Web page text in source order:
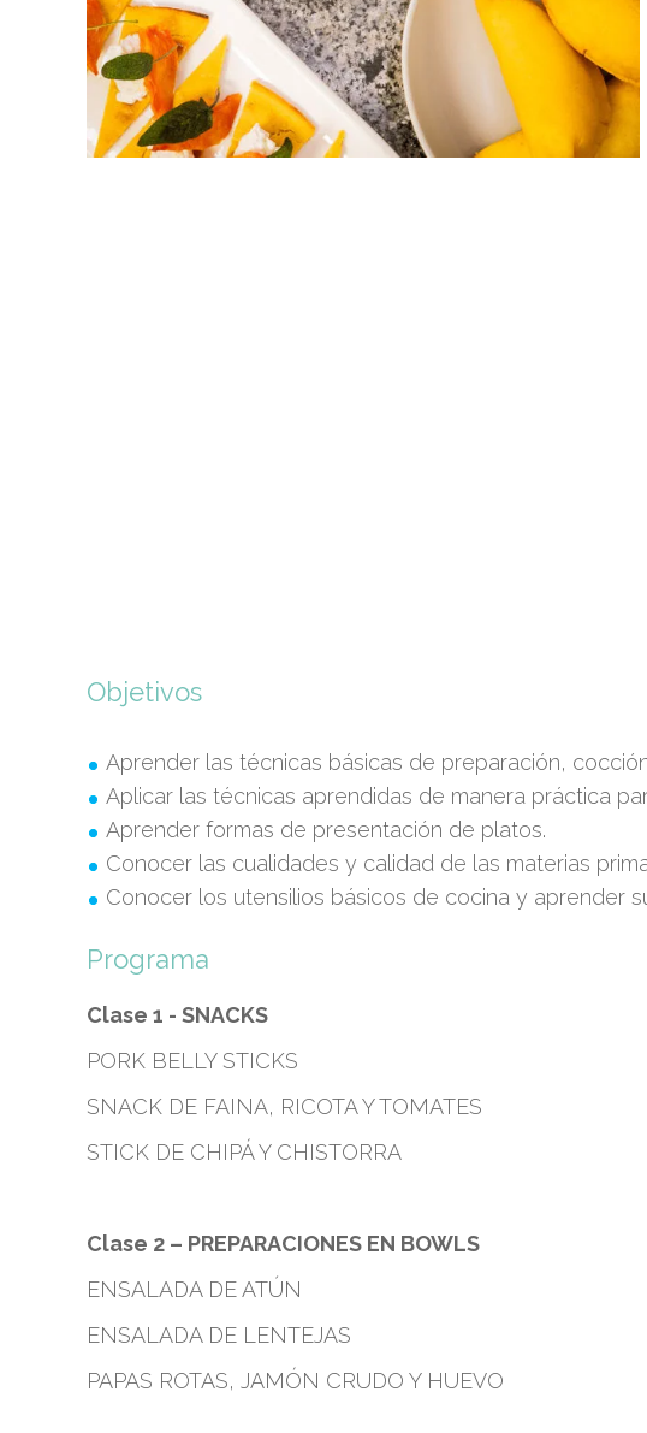
Objetivos
Aprender las técnicas básicas de preparación,
Aplicar las técnicas aprendidas de manera práctica
Aprender formas de presentación de platos.
Conocer las cualidades y calidad de las materias
Conocer los utensilios básicos de cocina y aprender
Programa
Clase 1 - SNACKS
PORK BELLY STICKS
SNACK DE FAINA, RICOTA Y TOMATES
STICK DE CHIPÁ Y CHISTORRA
Clase 2 – PREPARACIONES EN BOWLS
ENSALADA DE ATÚN
ENSALADA DE LENTEJAS
PAPAS ROTAS, JAMÓN CRUDO Y HUEVO